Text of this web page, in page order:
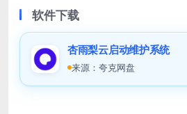
软件下载
杏雨梨云启动维护系统
来源：夸克网盘